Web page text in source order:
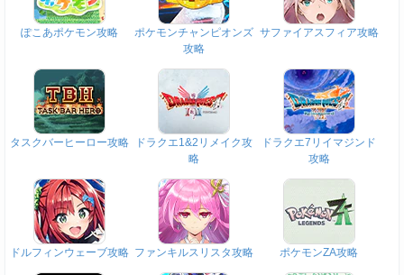
ぽこあポケモン攻略
ポケモンチャンピオンズ
攻略
サファイアスフィア攻略
タスクバーヒーロー攻略
ドラクエ1&2リメイク攻
略
ドラクエ7リイマジンド
攻略
ドルフィンウェーブ攻略 ファンキルスリスタ攻略 ポケモンZA攻略